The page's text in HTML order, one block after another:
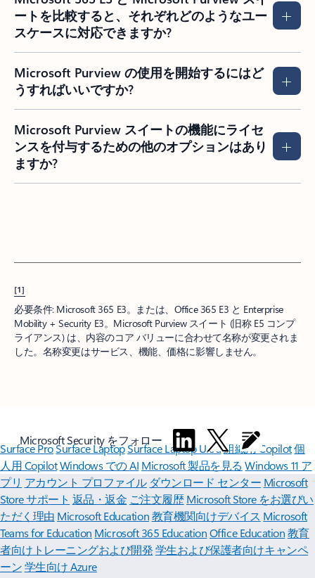
ートを比較すると、それぞれどのようなユー
スケースに対応できますか?
Microsoft Purview の使用を開始するにはど
うすればいいですか?
Microsoft Purview スイートの機能にライセ
ンスを付与するための他のオプションはあり
ますか?
[1]
必要条件: Microsoft 365 E3。または、Office 365 E3 と Enterprise
Mobility + Security E3。Microsoft Purview スイート (旧称 E5 コンプ
ライアンス) は、内容のコア バリューに合わせて名称が変更されま
した。名称変更はサービス、機能、価格に影響しません。
Microsoft Security をフォロー
Surface ProSurface LaptopSurface Laptop Ultra組織用 Copilot個
人用 CopilotWindows での AI Microsoft 製品を見る Windows 11 ア
プリ アカウント プロファイル ダウンロード センター Microsoft
Store サポート 返品・返金 ご注文履歴 Microsoft Store をお選びい
ただく理由 Microsoft Education教育機関向けデバイス Microsoft
Teams for Education Microsoft 365 EducationOffice Education教育
者向けトレーニングおよび開発学生および保護者向けキャンペ
ーン学生向け Azure